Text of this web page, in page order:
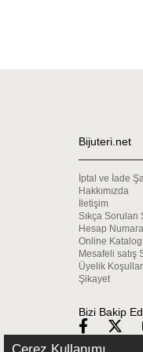
Bijuteri.net
İptal ve İade
Hakkımızda
İletişim
Sıkça Sorulan
Hesap
Online
Mesafeli satış
Üyelik
Şikayet
Bizi Bakip